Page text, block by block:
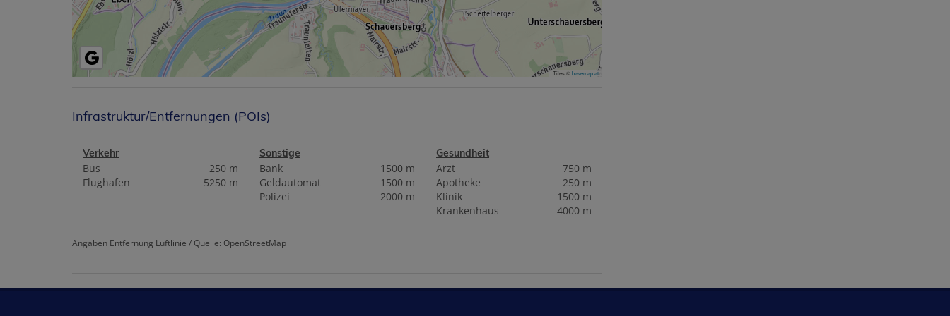
Tiles ©basemap.at
Infrastruktur/Entfernungen (POIs)
Verkehr
Bus
250 m
Flughafen
5250 m
Sonstige
Bank
1500 m
Geldautomat
1500 m
Polizei
2000 m
Gesundheit
Arzt
750 m
Apotheke
250 m
Klinik
1500 m
Krankenhaus
4000 m
Angaben Entfernung Luftlinie / Quelle: OpenStreetMap